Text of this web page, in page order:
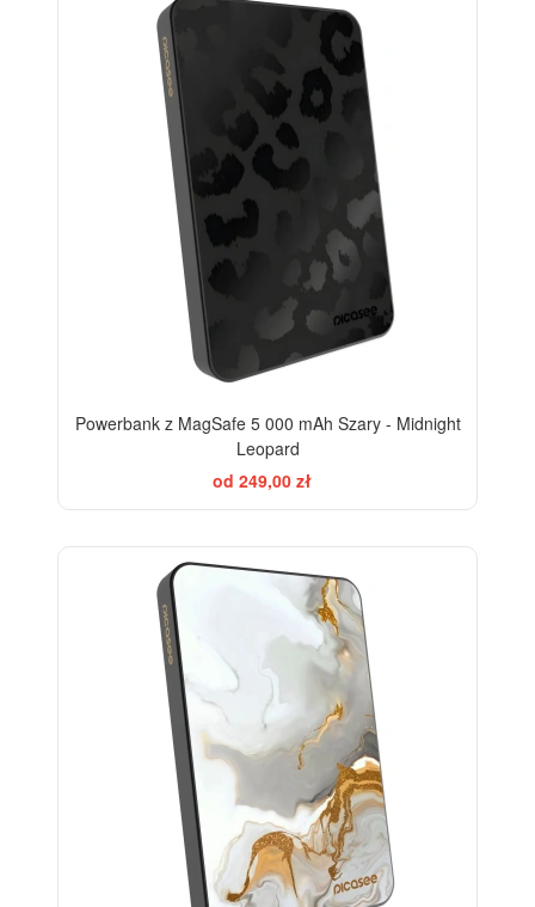
Powerbank z MagSafe 5 000 mAh Szary - Midnight
Leopard
od 249,00 zł